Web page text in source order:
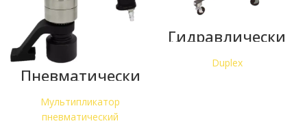
Пневматически
й
мультипликато
р Duplex
Мультипликатор
пневматический
Гидравлически
й насос DUPLEX
для
сверхвысокого
Duplex